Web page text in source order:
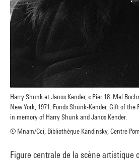
Harry Shunk et Janos Kender, « Pier 18: Mel
New York, 1971. Fonds Shunk-Kender, Gift of
in memory of Harry Shunk and Janos Kender.
© Mnam/Cci, Bibliothèque Kandinsky, Centre
Figure centrale de la scène artistique